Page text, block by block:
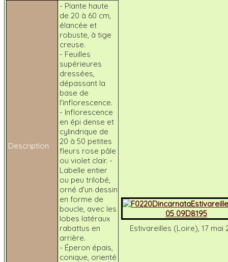
Estivareilles (Loire), 17 mai
Description
- Plante haute
de 20 à 60 cm,
élancée et
robuste, à tige
creuse.
- Feuilles
supérieures
dressées,
dépassant la
base de
l'inflorescence.
- Inflorescence
en épi dense et
cylindrique de
20 à 50 petites
fleurs rose pâle
ou violet clair. -
Labelle entier
ou peu trilobé,
orné d'un dessin
en forme de
boucle, avec les
lobes latéraux
rabattus en
arrière.
- Éperon épais,
conique, orienté